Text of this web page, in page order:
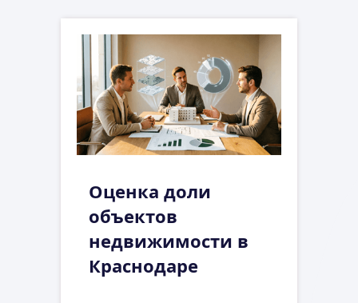
Оценка доли
объектов
недвижимости в
Краснодаре